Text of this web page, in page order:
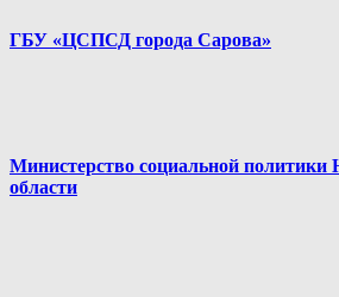
ГБУ «ЦСПСД города Сарова»
Министерство социальной политики
области